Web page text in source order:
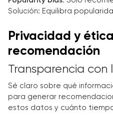
Solución: Equilibra
Privacidad y
recomendación
Transparencia con
Sé claro sobre qué
para generar
estos datos y cuánto